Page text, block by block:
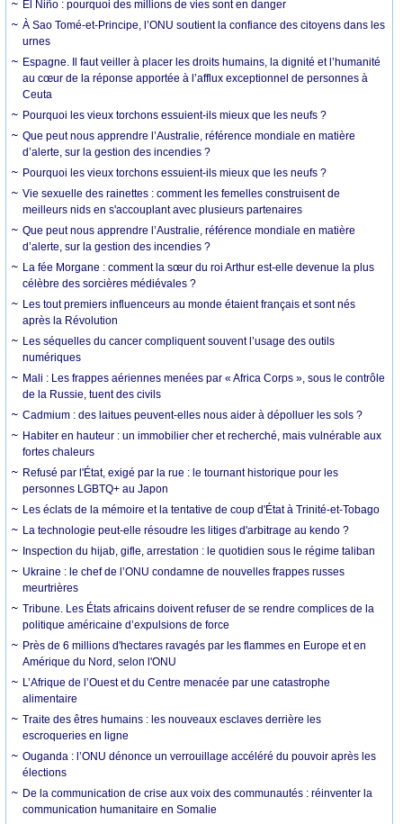
El Niño : pourquoi des millions de vies sont en danger
À Sao Tomé-et-Principe, l’ONU soutient la confiance des citoyens dans les
urnes
Espagne. Il faut veiller à placer les droits humains, la dignité et l’humanité
au cœur de la réponse apportée à l’afflux exceptionnel de personnes à
Ceuta
Pourquoi les vieux torchons essuient-ils mieux que les neufs ?
Que peut nous apprendre l’Australie, référence mondiale en matière
d’alerte, sur la gestion des incendies ?
Pourquoi les vieux torchons essuient-ils mieux que les neufs ?
Vie sexuelle des rainettes : comment les femelles construisent de
meilleurs nids en s'accouplant avec plusieurs partenaires
Que peut nous apprendre l’Australie, référence mondiale en matière
d’alerte, sur la gestion des incendies ?
La fée Morgane : comment la sœur du roi Arthur est-elle devenue la plus
célèbre des sorcières médiévales ?
Les tout premiers influenceurs au monde étaient français et sont nés
après la Révolution
Les séquelles du cancer compliquent souvent l’usage des outils
numériques
Mali : Les frappes aériennes menées par « Africa Corps », sous le contrôle
de la Russie, tuent des civils
Cadmium : des laitues peuvent-elles nous aider à dépolluer les sols ?
Habiter en hauteur : un immobilier cher et recherché, mais vulnérable aux
fortes chaleurs
Refusé par l'État, exigé par la rue : le tournant historique pour les
personnes LGBTQ+ au Japon
Les éclats de la mémoire et la tentative de coup d'État à Trinité-et-Tobago
La technologie peut-elle résoudre les litiges d'arbitrage au kendo ?
Inspection du hijab, gifle, arrestation : le quotidien sous le régime taliban
Ukraine : le chef de l’ONU condamne de nouvelles frappes russes
meurtrières
Tribune. Les États africains doivent refuser de se rendre complices de la
politique américaine d’expulsions de force
Près de 6 millions d'hectares ravagés par les flammes en Europe et en
Amérique du Nord, selon l'ONU
L’Afrique de l’Ouest et du Centre menacée par une catastrophe
alimentaire
Traite des êtres humains : les nouveaux esclaves derrière les
escroqueries en ligne
Ouganda : l’ONU dénonce un verrouillage accéléré du pouvoir après les
élections
De la communication de crise aux voix des communautés : réinventer la
communication humanitaire en Somalie